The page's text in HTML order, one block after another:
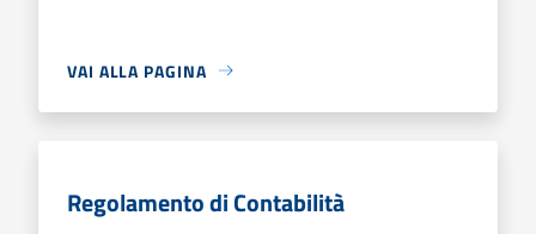
VAI ALLA PAGINA
Regolamento di Contabilità